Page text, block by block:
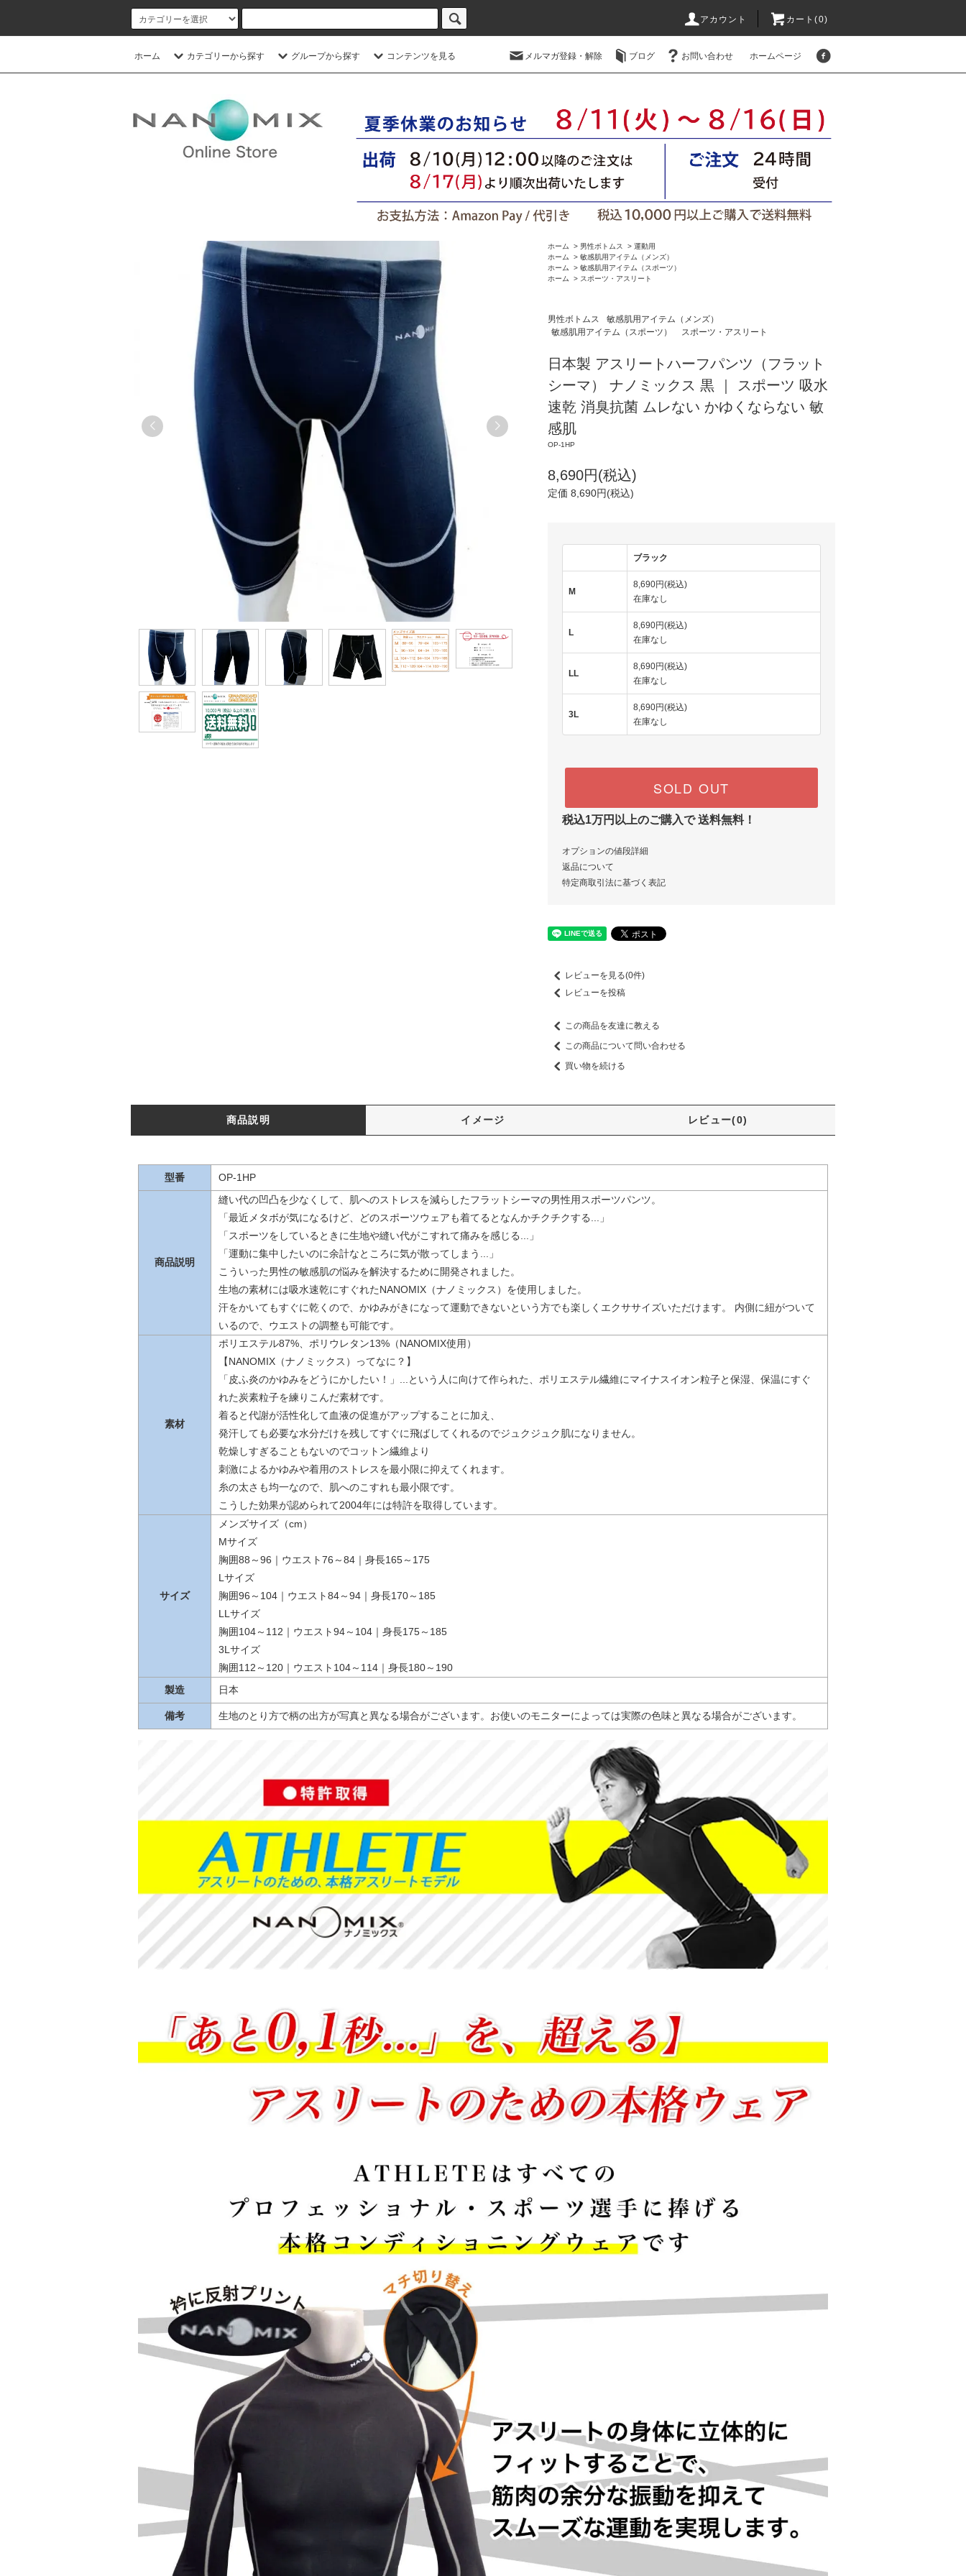
アカウント カート(0)
ホーム カテゴリーから探す グループから探す コンテンツを見る メルマガ登録・解除 ブログ お問い合わせ ホームページ
ホーム > 男性ボトムス > 運動用
ホーム
> 敏感肌用アイテム（メンズ）
ホーム
> 敏感肌用アイテム（スポーツ）
ホーム
> スポーツ・アスリート
男性ボトムス
敏感肌用アイテム（メンズ）
敏感肌用アイテム（スポーツ）
スポーツ・アスリート
日本製 アスリートハーフパンツ（フラット
シーマ） ナノミックス 黒 ｜ スポーツ 吸水
速乾 消臭抗菌 ムレない かゆくならない 敏
感肌
OP-1HP
8,690円(税込)
定価 8,690円(税込)
ブラック
M
8,690円(税込)
在庫なし
L
8,690円(税込)
在庫なし
LL
8,690円(税込)
在庫なし
3L
8,690円(税込)
在庫なし
SOLD OUT
税込1万円以上のご購入で 送料無料！
オプションの値段詳細
返品について
特定商取引法に基づく表記
レビューを見る(0件)
レビューを投稿
この商品を友達に教える
この商品について問い合わせる
買い物を続ける
商品説明 イメージ レビュー(0)
型番 OP-1HP
商品説明
縫い代の凹凸を少なくして、肌へのストレスを減らしたフラットシーマの男性用スポーツパンツ。
「最近メタボが気になるけど、どのスポーツウェアも着てるとなんかチクチクする...」
「スポーツをしているときに生地や縫い代がこすれて痛みを感じる...」
「運動に集中したいのに余計なところに気が散ってしまう...」
こういった男性の敏感肌の悩みを解決するために開発されました。
生地の素材には吸水速乾にすぐれたNANOMIX（ナノミックス）を使用しました。
汗をかいてもすぐに乾くので、かゆみがきになって運動できないという方でも楽しくエクササイズいただけます。 内側に紐がついて
いるので、ウエストの調整も可能です。
素材
ポリエステル87%、ポリウレタン13%（NANOMIX使用）
【NANOMIX（ナノミックス）ってなに？】
「皮ふ炎のかゆみをどうにかしたい！」...という人に向けて作られた、ポリエステル繊維にマイナスイオン粒子と保湿、保温にすぐ
れた炭素粒子を練りこんだ素材です。
着ると代謝が活性化して血液の促進がアップすることに加え、
発汗しても必要な水分だけを残してすぐに飛ばしてくれるのでジュクジュク肌になりません。
乾燥しすぎることもないのでコットン繊維より
刺激によるかゆみや着用のストレスを最小限に抑えてくれます。
糸の太さも均一なので、肌へのこすれも最小限です。
こうした効果が認められて2004年には特許を取得しています。
サイズ
メンズサイズ（cm）
Mサイズ
胸囲88～96｜ウエスト76～84｜身長165～175
Lサイズ
胸囲96～104｜ウエスト84～94｜身長170～185
LLサイズ
胸囲104～112｜ウエスト94～104｜身長175～185
3Lサイズ
胸囲112～120｜ウエスト104～114｜身長180～190
製造
日本
備考 生地のとり方で柄の出方が写真と異なる場合がございます。お使いのモニターによっては実際の色味と異なる場合がございます。